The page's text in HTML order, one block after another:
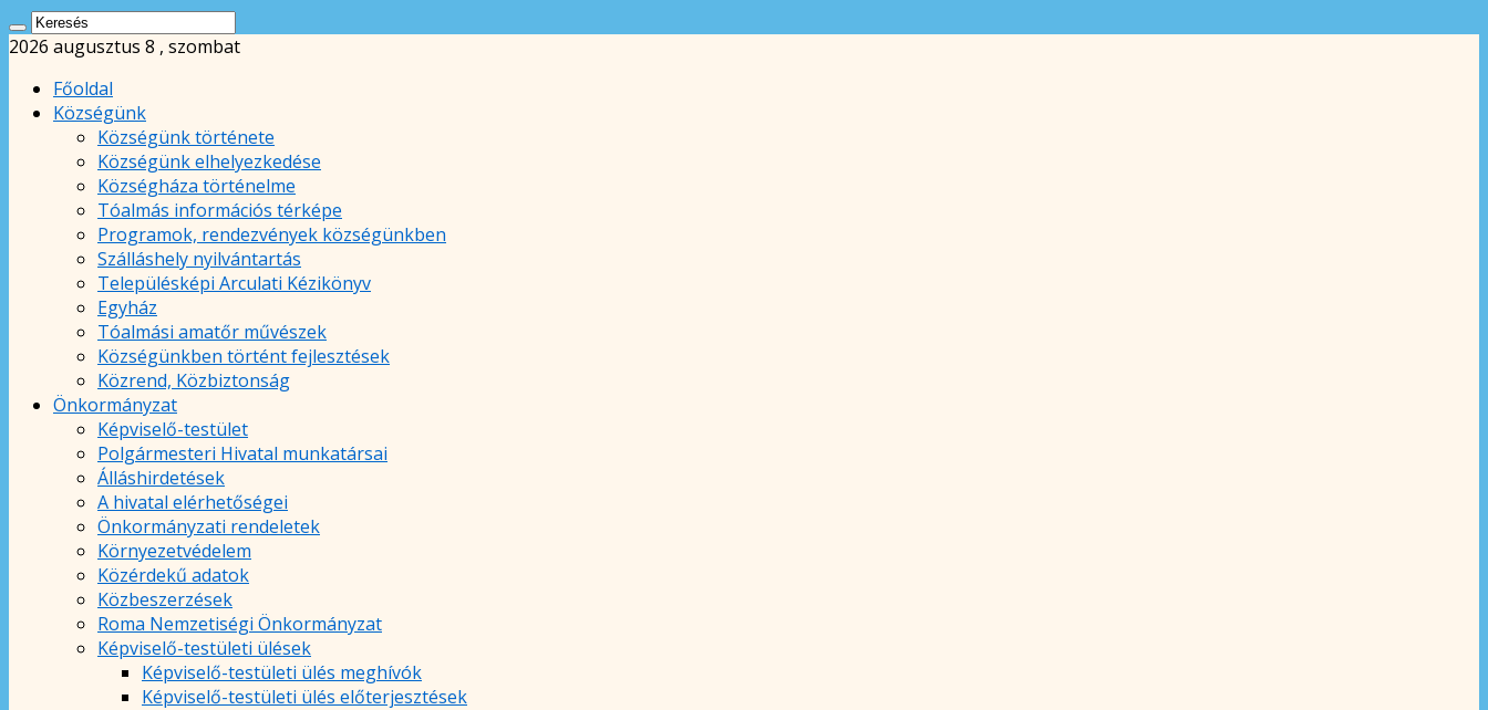
2026 augusztus 8 , szombat
Főoldal
Községünk
Községünk története
Községünk elhelyezkedése
Községháza történelme
Tóalmás információs térképe
Programok, rendezvények községünkben
Szálláshely nyilvántartás
Településképi Arculati Kézikönyv
Egyház
Tóalmási amatőr művészek
Községünkben történt fejlesztések
Közrend, Közbiztonság
Önkormányzat
Képviselő-testület
Polgármesteri Hivatal munkatársai
Álláshirdetések
A hivatal elérhetőségei
Önkormányzati rendeletek
Környezetvédelem
Közérdekű adatok
Közbeszerzések
Roma Nemzetiségi Önkormányzat
Képviselő-testületi ülések
Képviselő-testületi ülés meghívók
Képviselő-testületi ülés előterjesztések